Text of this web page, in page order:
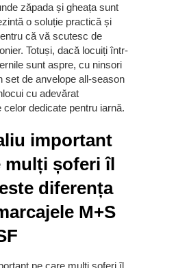
zăpada și gheața sunt
o soluție practică și
că vă scutesc de
Totuși, dacă locuiți într-
sunt aspre, cu ninsori
set de anvelope all-season
cu adevărat
celor dedicate pentru iarnă.
important
mulți șoferi îl
diferența
M+S
pe care mulți șoferi îl